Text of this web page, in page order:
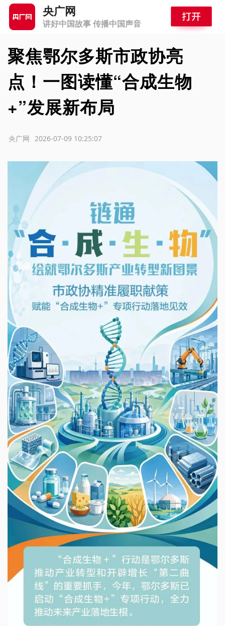
央广网
讲好中国故事 传播中国声音
聚焦鄂尔多斯市政协亮
点！一图读懂“合成生物
+”发展新布局
2026-07-09 10:25:07
央广网